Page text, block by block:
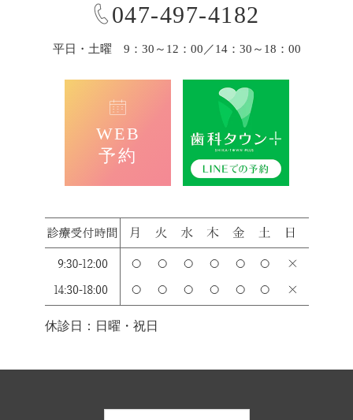
047-497-4182
平日・土曜 9：30～12：00／14：30～18：00
WEB
予約
休診日：日曜・祝日